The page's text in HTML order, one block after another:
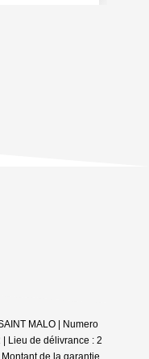
MALO | Numero
Lieu de délivrance : 2
de la garantie